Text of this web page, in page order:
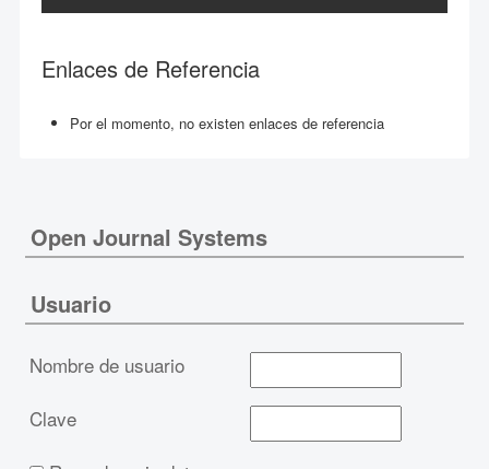
Enlaces de Referencia
Por el momento, no existen enlaces de referencia
Open Journal Systems
Usuario
Nombre de usuario
Clave